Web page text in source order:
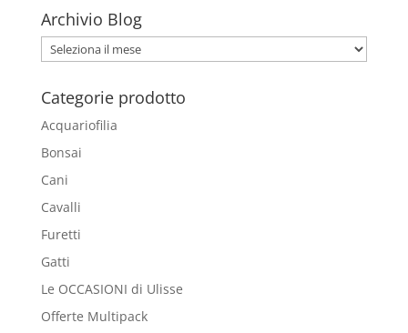
Archivio Blog
Archivio
Blog
Categorie prodotto
Acquariofilia
Bonsai
Cani
Cavalli
Furetti
Gatti
Le OCCASIONI di Ulisse
Offerte Multipack